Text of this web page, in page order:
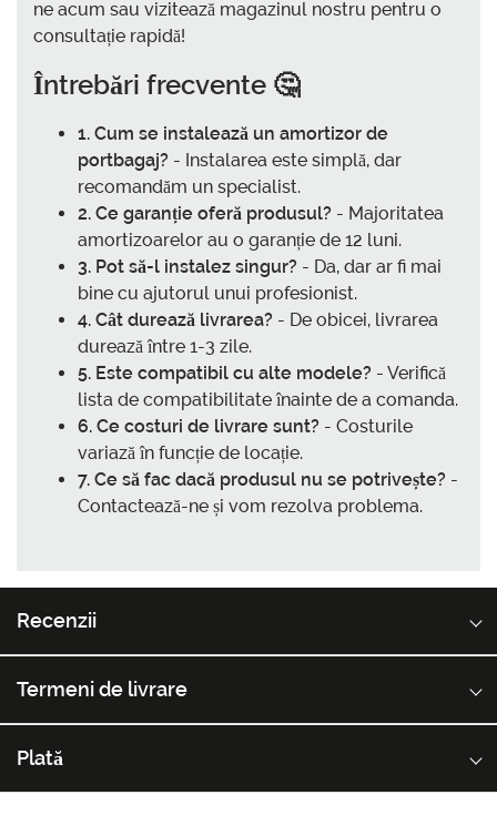
ne acum sau vizitează magazinul nostru pentru o
consultație rapidă!
Întrebări frecvente 🤔
1. Cum se instalează un amortizor de
portbagaj? - Instalarea este simplă, dar
recomandăm un specialist.
2. Ce garanție oferă produsul? - Majoritatea
amortizoarelor au o garanție de 12 luni.
3. Pot să-l instalez singur? - Da, dar ar fi mai
bine cu ajutorul unui profesionist.
4. Cât durează livrarea? - De obicei, livrarea
durează între 1-3 zile.
5. Este compatibil cu alte modele? - Verifică
lista de compatibilitate înainte de a comanda.
6. Ce costuri de livrare sunt? - Costurile
variază în funcție de locație.
7. Ce să fac dacă produsul nu se potrivește? -
Contactează-ne și vom rezolva problema.
Recenzii
Termeni de livrare
Plată